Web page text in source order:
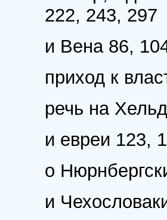
222, 243, 297
и Вена 86,
приход к
речь на
и евреи 123,
о
и